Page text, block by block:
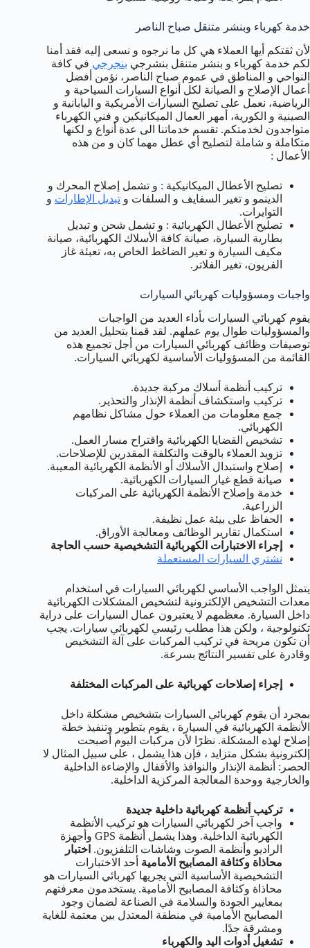
خدمة كهرباء وبنشر متنقل صباح الناصر
لأن ثقتكم أيها العملاء هي كل ما نرجوه و نسعى إليه فقد أمنا
لكم خدمة كهرباء و بنشر متنقل بنشرجي بنجرجي في كافة
النواحي و المناطق في عموم صباح الناصر، نؤمن أفضل
أعمال الإصلاح و الصيانة لكل أنواع السيارات السياحية و
الرياضية، نعمل على تصليح السيارات الأمريكية و اليابانية و
الصينية و الكورية، أمهر العمال الميكانيكين و فني الكهرباء
متواجدون لخدمتكم. تقسم خدماتنا الى عدة أنواع و لكنها
متكاملة و شاملة لتصليح أي عطل مهما كان و من هذه
الأعمال :
تصليح الأعطال الميكانيكية : و تشمل إصلاح المحرك و
الدينمو و تغير السفايف و السلفات و تبديل الإطارات و
التوايرات.
تصليح الأعطال الكهربائية : و تشمل شحن و تبديل
بطارية السيارة، صيانة كافة الأسلاك الكهربائية، صيانة
مكيف السيارة و تغير الضاغط الخاص به، تعبئة غاز
الفريون، تغير الفلاتر.
واجبات ومسؤوليات كهربائي السيارات
يقوم كهربائي السيارات بأداء العديد من الواجبات
والمسؤوليات طوال يوم عملهم. لقد قمنا بتحليل العديد من
توصيفات وظائف كهربائي السيارات من أجل تجميع هذه
القائمة من المسؤوليات الأساسية لكهربائي السيارات.
تركيب أنظمة أسلاك مركبة جديدة.
تركيب واستكشاف أنظمة الإنذار والتحذير.
جمع معلومات من العملاء حول مشاكل نظامهم
الكهربائي.
تشخيص القضايا الكهربائية واقتراح مسار العمل.
تزويد العملاء بالوقت والتكلفة المقدرين للإصلاحات.
إصلاح واستبدال الأسلاك أو الأنظمة الكهربائية المعيبة.
صيانة قطع غيار السيارات الكهربائية.
خدمة وإصلاح الأنظمة الكهربائية على المركبات
الزراعية.
الحفاظ على بيئة عمل نظيفة.
استكمال تقارير الوظائف ومعالجة الأوراق.
إجراء الاختبارات الكهربائية التشخيصية حسب الحاجة
نشتري السيارات المستعملة
يتمثل الواجب الأساسي لكهربائي السيارات في استخدام
معدات التشخيص الإلكترونية لتشخيص المشكلات الكهربائية
داخل السيارة. معظمهم لا يعتبرون عمال السيارات على دراية
تكنولوجية ، ولكن هذا مطلب رئيسي لكهربائي سيارات. يجب
أن تكون مريحة في تركيب المركبات على آلة التشخيص
وقادرة على تفسير النتائج بسرعة.
إجراء إصلاحات كهربائية على المركبات المختلفة
بمجرد أن يقوم كهربائي السيارات بتشخيص مشكلة داخل
الأنظمة الكهربائية في السيارة ، يقوم بتطوير وتنفيذ خطة
إصلاح لهذه المشكلة. نظرًا لأن مركبات اليوم أصبحت
إلكترونية بشكل متزايد ، فإن هذا يشمل ، على سبيل المثال لا
الحصر: أنظمة الإنذار والنوافذ والأقفال والإضاءة الداخلية
والخارجية ووحدة المعالجة المركزية الداخلية.
تركيب أنظمة كهربائية داخلية جديدة
واجب آخر لكهربائي السيارات هو تركيب الأنظمة
الكهربائية الداخلية. وهذا يشمل أنظمة GPS وأجهزة
الراديو وأنظمة الصوت وشاشات التلفزيون. اختبار
محاذاة وكثافة المصابيح الأمامية أحد الاختبارات
التشخيصية الأساسية التي يجريها كهربائي السيارات هو
محاذاة وكثافة المصابيح الأمامية. يستخدمون معرفتهم
بمعايير الجودة والسلامة في الصناعة لضمان وجود
المصابيح الأمامية في منطقة المعتدل بين معتمة للغاية
ومشرقة جدًا.
تشغيل أدوات اليد والكهرباء